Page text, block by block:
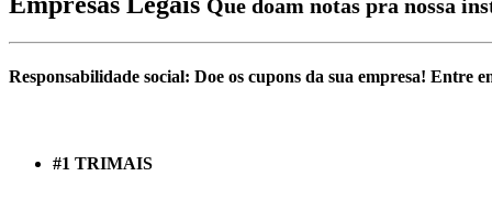
Que doam notas pra nossa
Responsabilidade social: Doe os cupons da sua empresa! Entre
#1 TRIMAIS